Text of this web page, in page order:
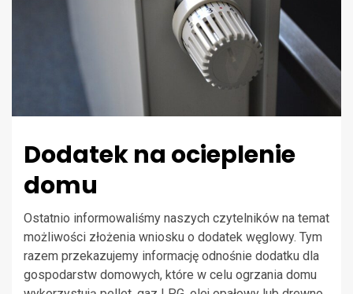
Dodatek na ocieplenie
domu
Ostatnio informowaliśmy naszych czytelników na temat
możliwości złożenia wniosku o dodatek węglowy. Tym
razem przekazujemy informację odnośnie dodatku dla
gospodarstw domowych, które w celu ogrzania domu